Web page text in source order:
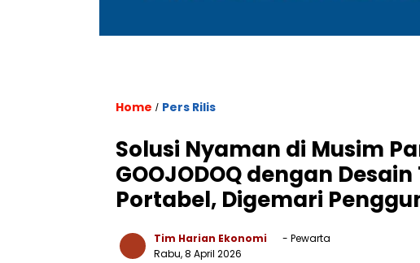
Home / Pers Rilis
Solusi Nyaman di Musim
GOOJODOQ dengan
Portabel, Digemari
Tim Harian Ekonomi
- Pewarta
Rabu, 8 April 2026